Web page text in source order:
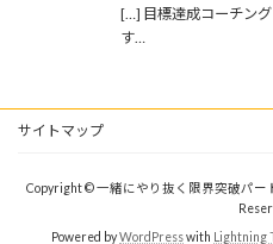
[…] 目標達成コーチン
す…
サイトマップ
Copyright © 一緒にやり抜く限界突破パ
Powered byWordPresswith Lightning